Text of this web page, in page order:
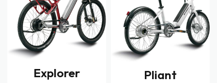
Explorer Pliant